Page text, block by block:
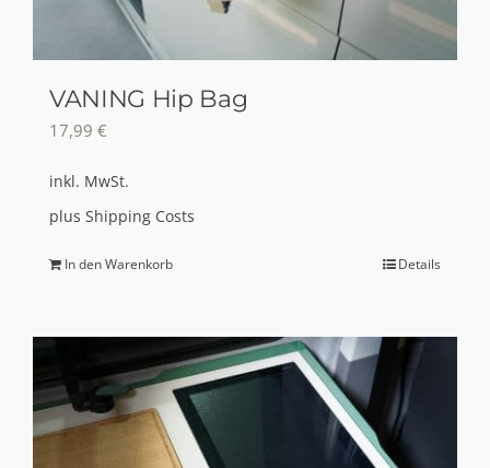
werden
VANING Hip Bag
17,99 €
inkl. MwSt.
plus Shipping Costs
In den Warenkorb Details